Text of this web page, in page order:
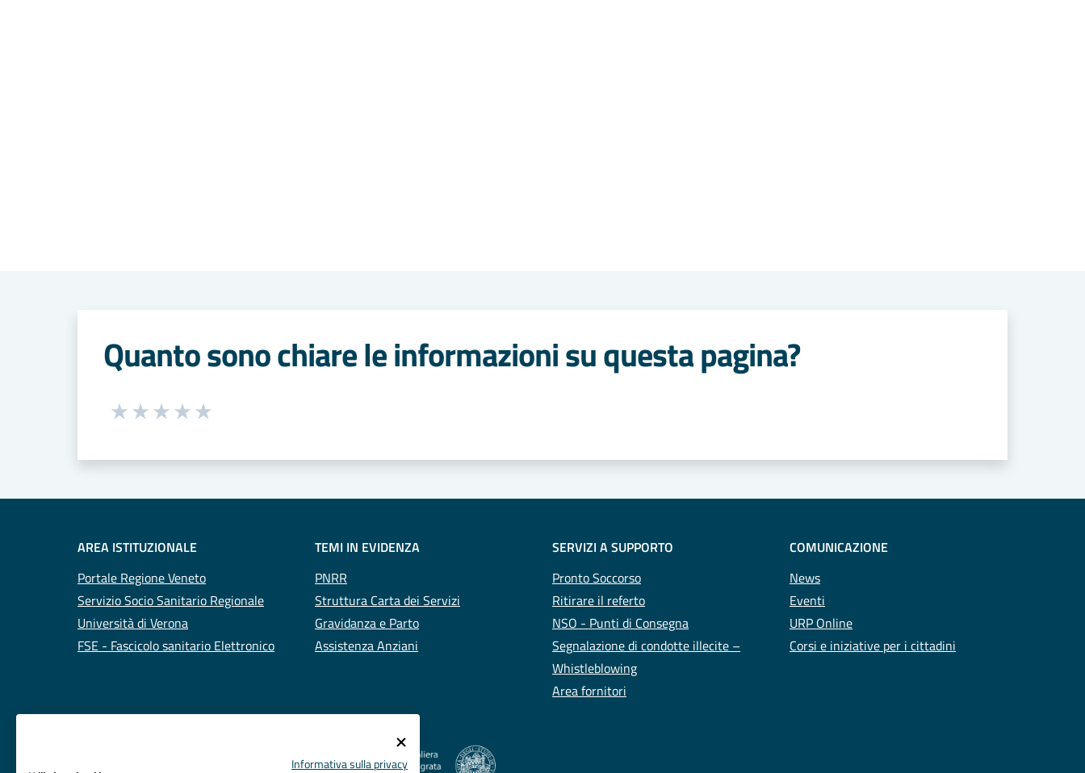
Quanto sono chiare le informazioni su questa pagina?
Seleziona una valutazione da 1 a 5 stelle
AREA ISTITUZIONALE
Portale Regione Veneto
Servizio Socio Sanitario Regionale
Università di Verona
FSE - Fascicolo sanitario Elettronico
TEMI IN EVIDENZA
PNRR
Struttura Carta dei Servizi
Gravidanza e Parto
Assistenza Anziani
SERVIZI A SUPPORTO
Pronto Soccorso
Ritirare il referto
NSO - Punti di Consegna
Segnalazione di condotte illecite –
Whistleblowing
Area fornitori
COMUNICAZIONE
News
Eventi
URP Online
Corsi e iniziative per i cittadini
Informativa sulla privacy